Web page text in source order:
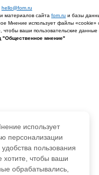
hello@fom.ru
материалов сайта fom.ru и базы
Мнение использует файлы «cookie»
чтобы ваши пользовательские
"Общественное мнение"
использует
персонализации
пользования
хотите, чтобы ваши
обрабатывались,